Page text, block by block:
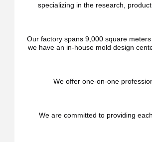
specializing in the research,
Our factory spans 9,000 square
we have an in-house mold design
We offer one-on-one
We are committed to providing